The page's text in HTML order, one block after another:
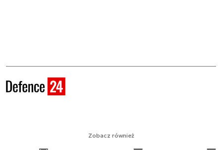
Zobacz również